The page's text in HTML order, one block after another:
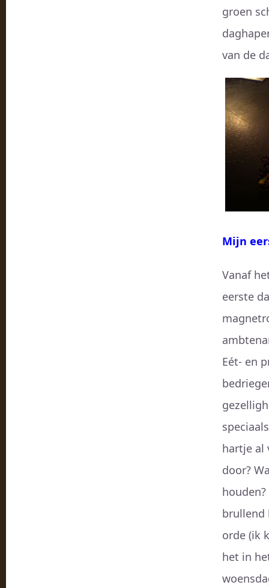
groen
van de
Mijn
Vanaf
eerste
Eét- en
hartje al
door?
brullend
orde (ik
het in